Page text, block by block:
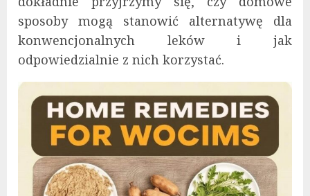
sposoby mogą stanowić alternatywę dla
konwencjonalnych leków i jak
odpowiedzialnie z nich korzystać.